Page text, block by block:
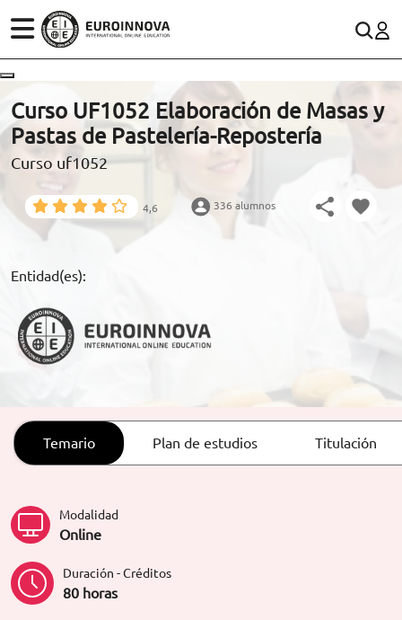
ESTUDIOS
CONOCE EUROINNOVA
BECAS Y FINANCIACIÓN
RECURSOS EDUCATIVOS
ARTÍCULOS
(+34)958 050 200(gratuito en España)
900 831 200
formacion@euroinnova.com
TRABAJA CON NOSOTROS
Curso UF1052 Elaboración de Masas y
Pastas de Pastelería-Repostería
Curso uf1052
4,6 336 alumnos
Entidad(es):
Temario Plan de estudios Titulación
Modalidad
Online
Duración - Créditos
80 horas